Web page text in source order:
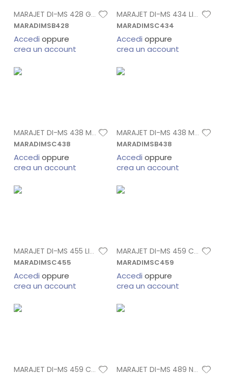
MARAJET DI-MS 428 GIALLO SACCA 1 LT
MARADIMSB428
Accedi oppure
crea un account
MARAJET DI-MS 434 LIGHT MAGENTA CARTUCC
MARADIMSC434
Accedi oppure
crea un account
MARAJET DI-MS 438 MAGENTA CARTUCCIA 440
MARADIMSC438
Accedi oppure
crea un account
MARAJET DI-MS 438 MAGENTA SACCA 1 LT
MARADIMSB438
Accedi oppure
crea un account
MARAJET DI-MS 455 LIGHT CIANO CARTUCCIA
MARADIMSC455
Accedi oppure
crea un account
MARAJET DI-MS 459 CIANO CARTUCCIA 440
MARADIMSC459
Accedi oppure
crea un account
MARAJET DI-MS 459 CIANO SACCA 1 LT MARAJET DI-MS 489 NERO CARTUCCIA 440